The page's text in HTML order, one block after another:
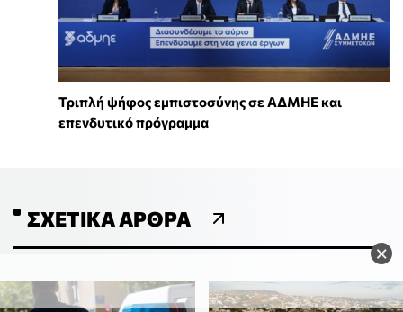
×
Τριπλή ψήφος εμπιστοσύνης σε ΑΔΜΗΕ και
επενδυτικό πρόγραμμα
ΣΧΕΤΙΚΆ ΆΡΘΡΑ